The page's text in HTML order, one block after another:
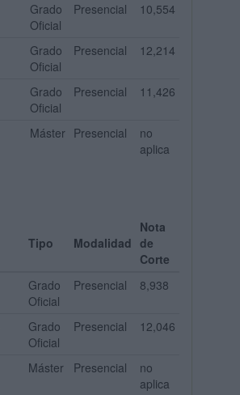
Grado
Oficial
Presencial 10,554
Grado
Oficial
Presencial 12,214
Grado
Oficial
Presencial 11,426
Máster Presencial
no
aplica
Tipo Modalidad
Nota
de
Corte
Grado
Oficial
Presencial 8,938
Grado
Oficial
Presencial 12,046
Máster Presencial
no
aplica